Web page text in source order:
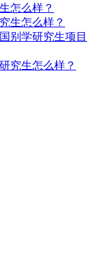
怎么样？
生怎么样？
别学研究生项目
究生怎么样？